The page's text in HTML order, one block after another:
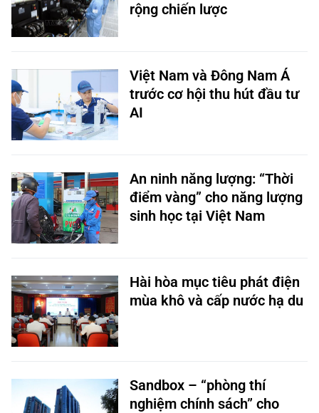
rộng chiến lược
Việt Nam và Đông Nam Á
trước cơ hội thu hút đầu tư
AI
An ninh năng lượng: “Thời
điểm vàng” cho năng lượng
sinh học tại Việt Nam
Hài hòa mục tiêu phát điện
mùa khô và cấp nước hạ du
Sandbox – “phòng thí
nghiệm chính sách” cho